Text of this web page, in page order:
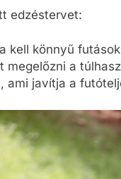
edzéstervet:
kell könnyű
a
ami javítja a